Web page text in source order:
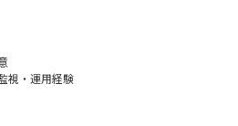
回/月
、数回/月
回/年
ーク・サーバー・データセンター等）の
365日体制で実施する
との連絡・相談・指示が主な業務になりま
の確認・入れ替え・設定等の業務を含みま
視・運用経験